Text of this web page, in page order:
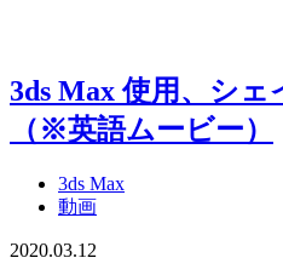
3ds Max 使用、シ
（※英語ムービー）
3ds Max
動画
2020.03.12